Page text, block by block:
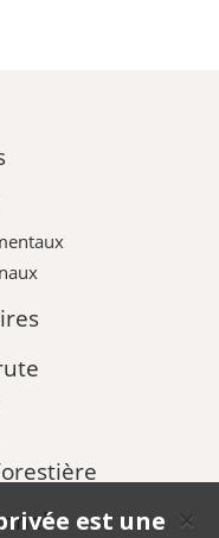
✕
est une